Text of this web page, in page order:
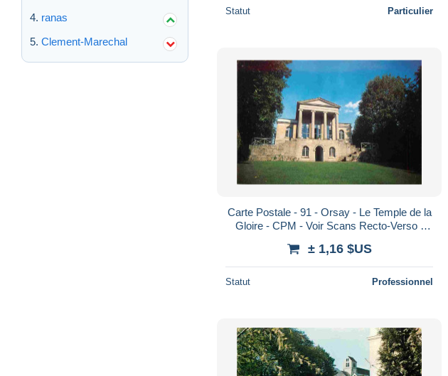
ranas
Clement-Marechal
Statut Particulier
Carte Postale - 91 - Orsay - Le Temple de la
Gloire - CPM - Voir Scans Recto-Verso -
± 1,16 $US
Statut Professionnel